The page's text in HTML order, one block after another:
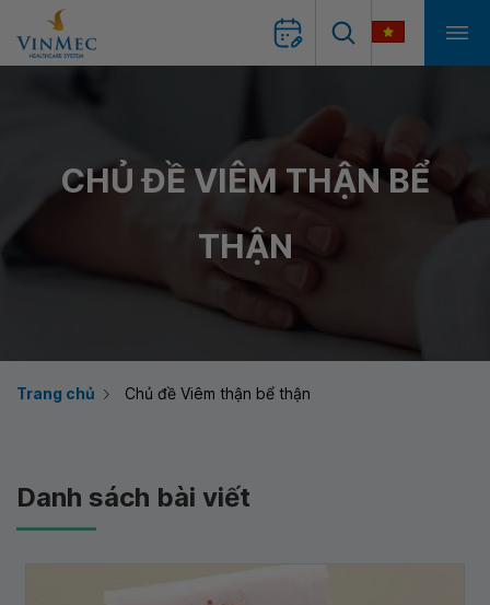
CHỦ ĐỀ VIÊM THẬN BỂ
THẬN
Trang chủ Chủ đề Viêm thận bể thận
Danh sách bài viết